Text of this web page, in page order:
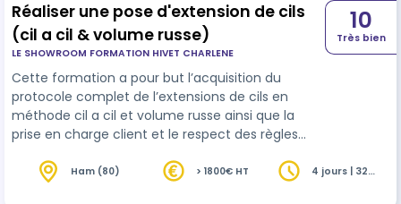
Réaliser une pose d'extension de cils
(cil a cil & volume russe)
LE SHOWROOM FORMATION HIVET CHARLENE
Cette formation a pour but l’acquisition du
protocole complet de l’extensions de cils en
méthode cil a cil et volume russe ainsi que la
prise en charge client et le respect des règles
10
Très bien
Ham (80) > 1800€ HT
4 jours | 32